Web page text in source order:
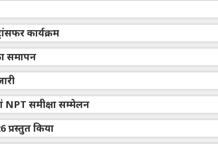
कार्यक्रम
समापन
समीक्षा सम्मेलन
किया